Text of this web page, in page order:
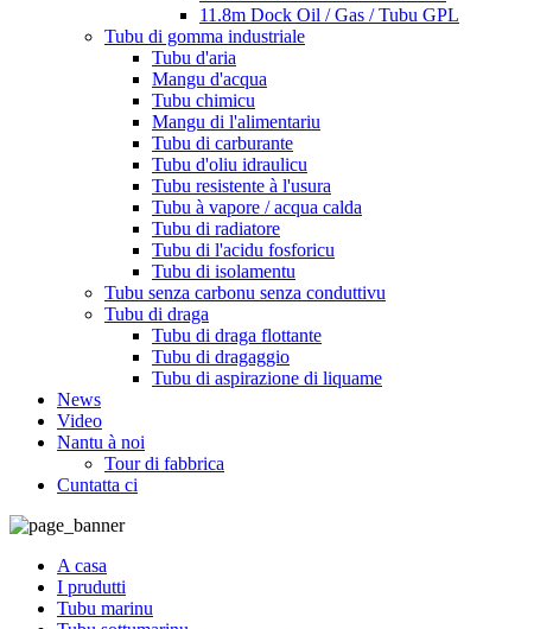
11.8m Dock Oil / Gas / Tubu GPL
Tubu di gomma industriale
Tubu d'aria
Mangu d'acqua
Tubu chimicu
Mangu di l'alimentariu
Tubu di carburante
Tubu d'oliu idraulicu
Tubu resistente à l'usura
Tubu à vapore / acqua calda
Tubu di radiatore
Tubu di l'acidu fosforicu
Tubu di isolamentu
Tubu senza carbonu senza conduttivu
Tubu di draga
Tubu di draga flottante
Tubu di dragaggio
Tubu di aspirazione di liquame
News
Video
Nantu à noi
Tour di fabbrica
Cuntatta ci
A casa
I prudutti
Tubu marinu